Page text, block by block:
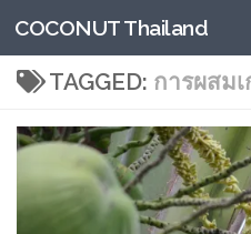
Skip to content
COCONUT Thailand
TAGGED: การผสม